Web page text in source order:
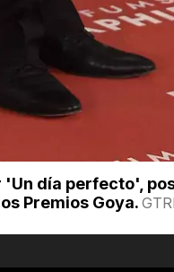
día perfecto',
Premios Goya.